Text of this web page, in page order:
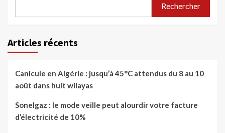
Rechercher
Articles récents
Canicule en Algérie : jusqu’à 45°C attendus du 8 au 10
août dans huit wilayas
Sonelgaz : le mode veille peut alourdir votre facture
d’électricité de 10%